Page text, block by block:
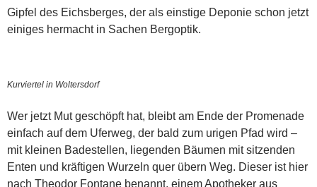
Gipfel des Eichsberges, der als einstige Deponie schon jetzt
einiges hermacht in Sachen Bergoptik.
Kurviertel in Woltersdorf
Wer jetzt Mut geschöpft hat, bleibt am Ende der Promenade
einfach auf dem Uferweg, der bald zum urigen Pfad wird –
mit kleinen Badestellen, liegenden Bäumen mit sitzenden
Enten und kräftigen Wurzeln quer übern Weg. Dieser ist hier
nach Theodor Fontane benannt, einem Apotheker aus